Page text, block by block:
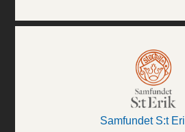
Samfundet S:t